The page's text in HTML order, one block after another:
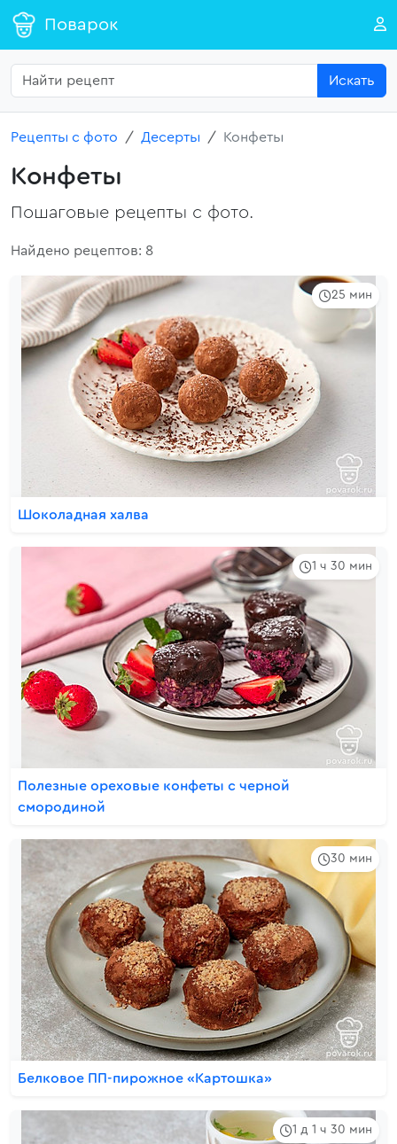
Поварок
Искать
Рецепты с фото Десерты Конфеты
Конфеты
Пошаговые рецепты с фото.
Найдено рецептов: 8
25 мин
Шоколадная халва
1 ч 30 мин
Полезные ореховые конфеты с черной
смородиной
30 мин
Белковое ПП-пирожное «Картошка»
1 д 1 ч 30 мин